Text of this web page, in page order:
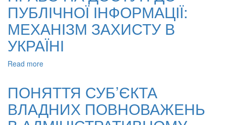
ПУБЛІЧНОЇ ІНФОРМАЦІЇ:
МЕХАНІЗМ ЗАХИСТУ В
УКРАЇНІ
Read more
ДОСТУП
ДО
ПУБЛІЧНОЇ
ПОНЯТТЯ СУБ’ЄКТА
ВЛАДНИХ ПОВНОВАЖЕНЬ